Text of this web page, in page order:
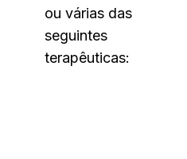
ou várias das
seguintes
terapêuticas: